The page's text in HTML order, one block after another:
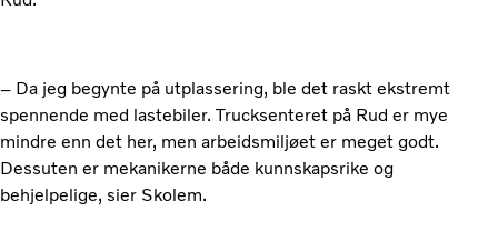
– Da jeg begynte på utplassering, ble det raskt ekstremt
spennende med lastebiler. Trucksenteret på Rud er mye
mindre enn det her, men arbeidsmiljøet er meget godt.
Dessuten er mekanikerne både kunnskapsrike og
behjelpelige, sier Skolem.